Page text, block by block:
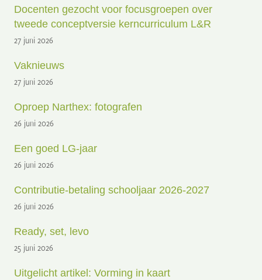
Docenten gezocht voor focusgroepen over
tweede conceptversie kerncurriculum L&R
27 juni 2026
Vaknieuws
27 juni 2026
Oproep Narthex: fotografen
26 juni 2026
Een goed LG-jaar
26 juni 2026
Contributie-betaling schooljaar 2026-2027
26 juni 2026
Ready, set, levo
25 juni 2026
Uitgelicht artikel: Vorming in kaart